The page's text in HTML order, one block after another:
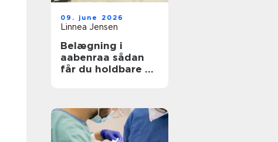
09. june 2026
Linnea Jensen
Belægning i
aabenraa sådan
får du holdbare og